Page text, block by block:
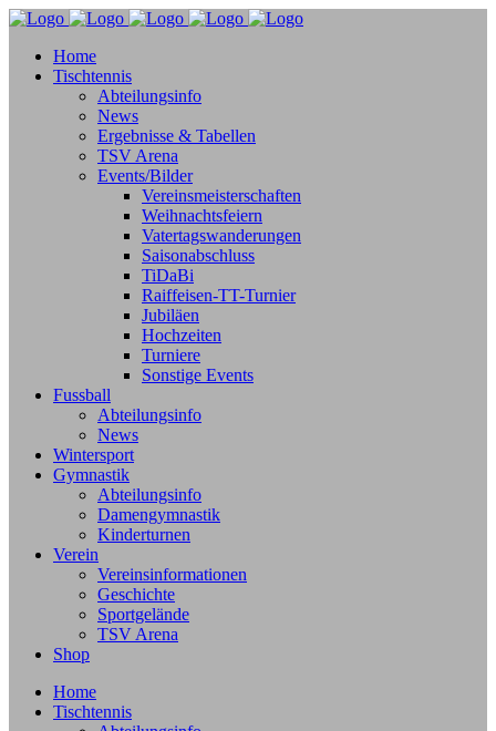
Home
Tischtennis
Abteilungsinfo
News
Ergebnisse & Tabellen
TSV Arena
Events/Bilder
Vereinsmeisterschaften
Weihnachtsfeiern
Vatertagswanderungen
Saisonabschluss
TiDaBi
Raiffeisen-TT-Turnier
Jubiläen
Hochzeiten
Turniere
Sonstige Events
Fussball
Abteilungsinfo
News
Wintersport
Gymnastik
Abteilungsinfo
Damengymnastik
Kinderturnen
Verein
Vereinsinformationen
Geschichte
Sportgelände
TSV Arena
Shop
Home
Tischtennis